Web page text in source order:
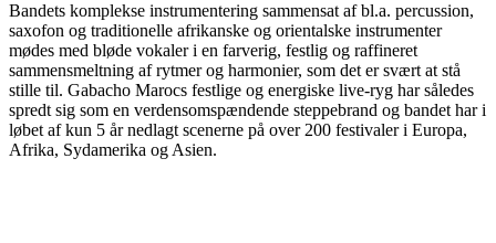
Bandets komplekse instrumentering sammensat af bl.a. percussion,
saxofon og traditionelle afrikanske og orientalske instrumenter
mødes med bløde vokaler i en farverig, festlig og raffineret
sammensmeltning af rytmer og harmonier, som det er svært at stå
stille til. Gabacho Marocs festlige og energiske live-ryg har således
spredt sig som en verdensomspændende steppebrand og bandet har i
løbet af kun 5 år nedlagt scenerne på over 200 festivaler i Europa,
Afrika, Sydamerika og Asien.